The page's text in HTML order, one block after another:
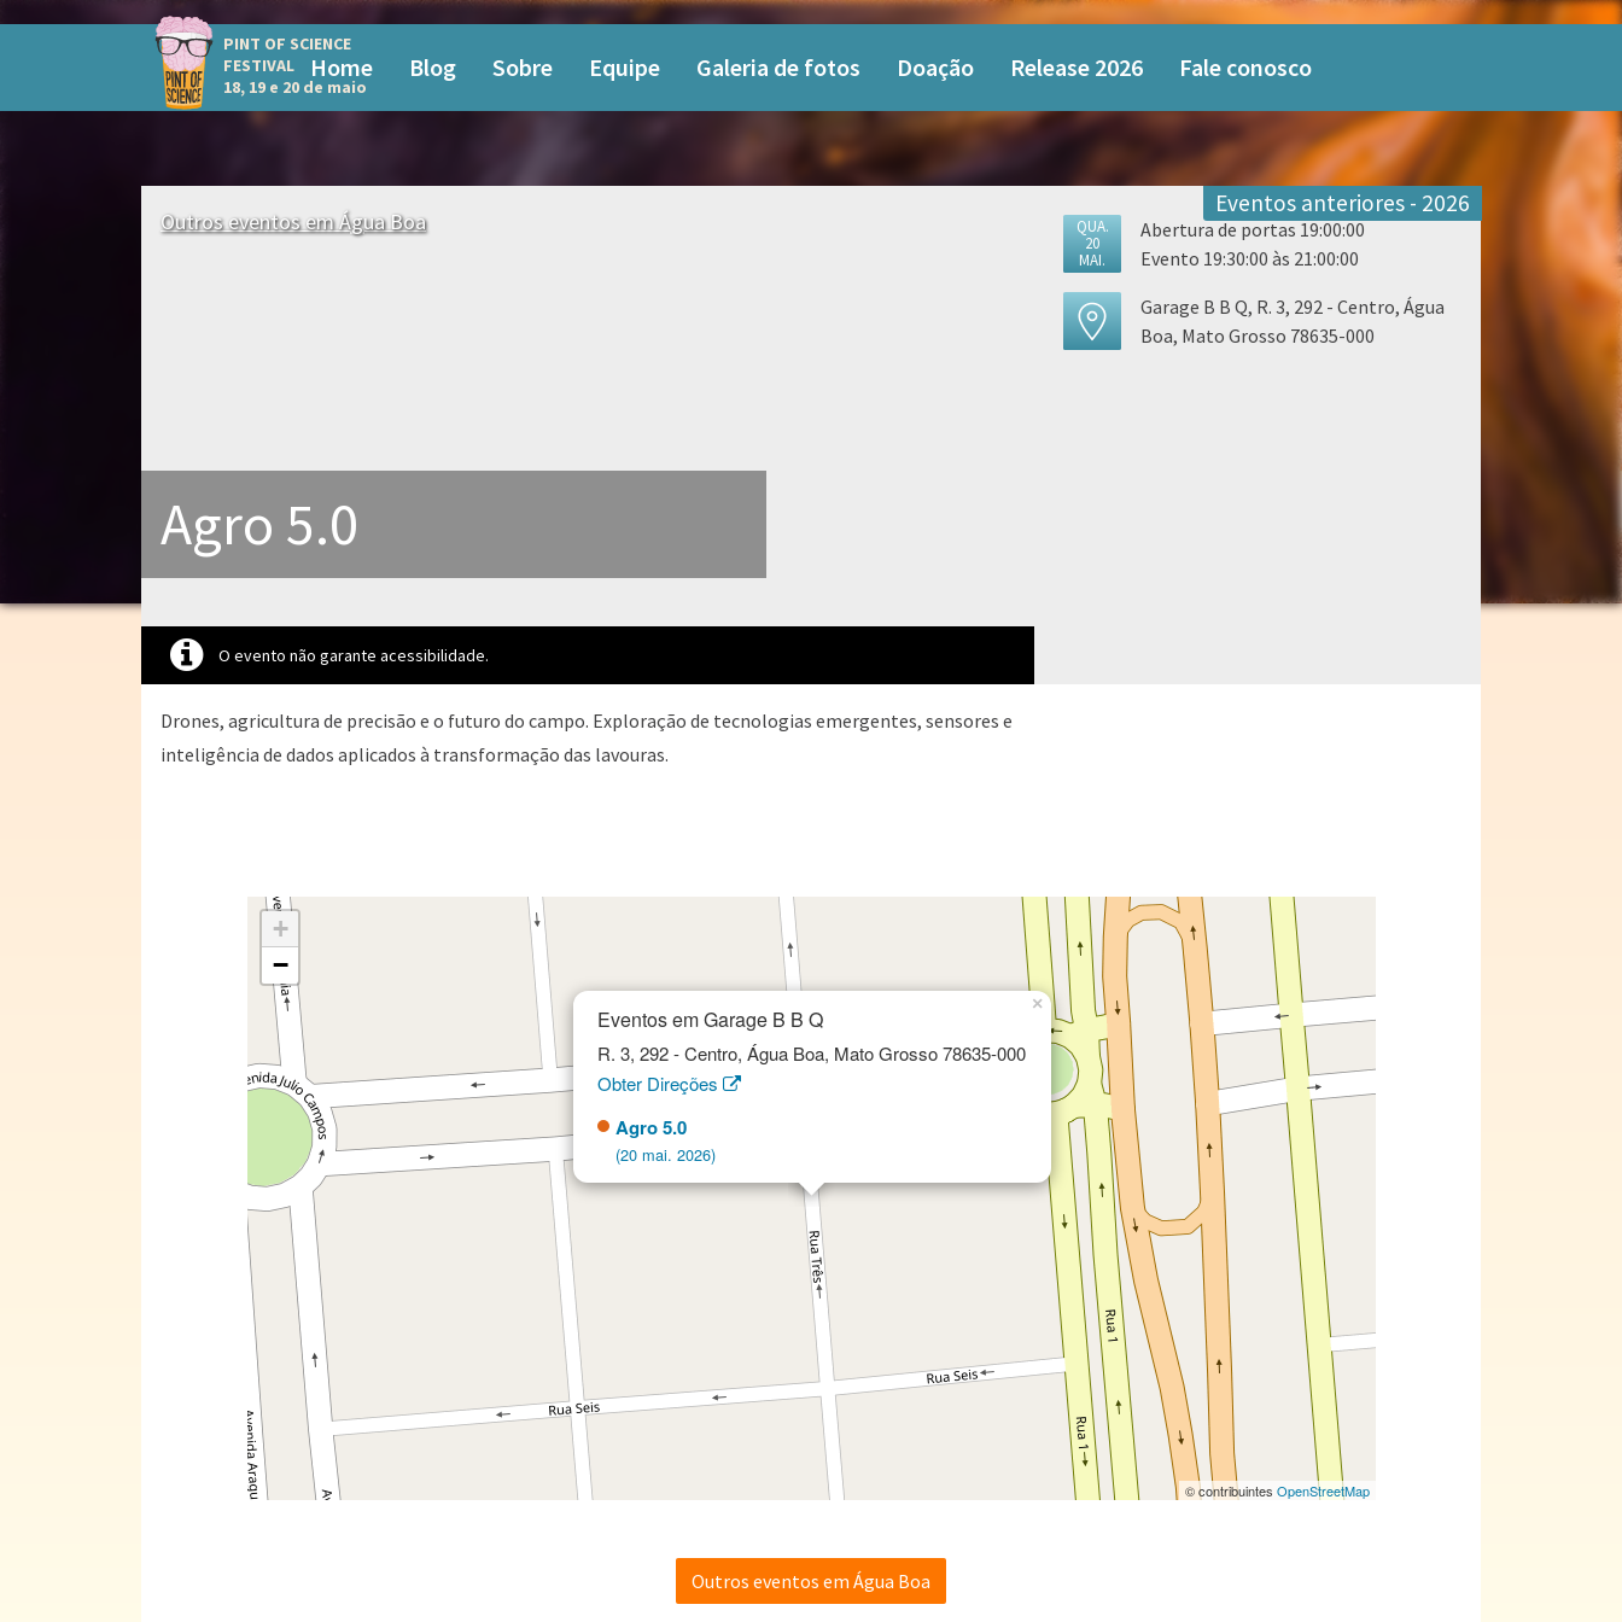
PINT OF SCIENCE
FESTIVAL
18, 19 e 20 de maio
Home Blog Sobre Equipe Galeria de fotos Doação Release 2026 Fale conosco
Outros eventos em Água Boa
Agro 5.0
O evento não garante acessibilidade.
Eventos anteriores - 2026
QUA.
20
MAI.
Abertura de portas 19:00:00
Evento 19:30:00 às 21:00:00
Garage B B Q, R. 3, 292 - Centro, Água
Boa, Mato Grosso 78635-000
Drones, agricultura de precisão e o futuro do campo. Exploração de tecnologias emergentes, sensores e
inteligência de dados aplicados à transformação das lavouras.
Eventos em Garage B B Q
R. 3, 292 - Centro, Água Boa, Mato Grosso 78635-000
Obter Direções
Agro 5.0
(20 mai. 2026)
×
+
−
© contribuintes OpenStreetMap
Outros eventos em Água Boa